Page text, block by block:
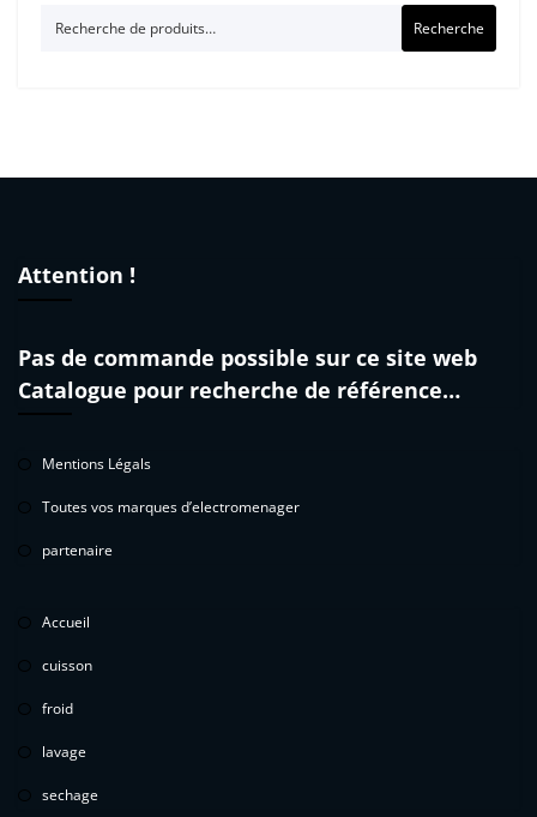
Recherche
Attention !
Pas de commande possible sur ce site web
Catalogue pour recherche de référence…
Mentions Légals
Toutes vos marques d’electromenager
partenaire
Accueil
cuisson
froid
lavage
sechage